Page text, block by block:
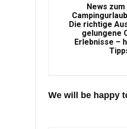
News
Die richtige
gelungene
Erlebnisse –
We will be happy